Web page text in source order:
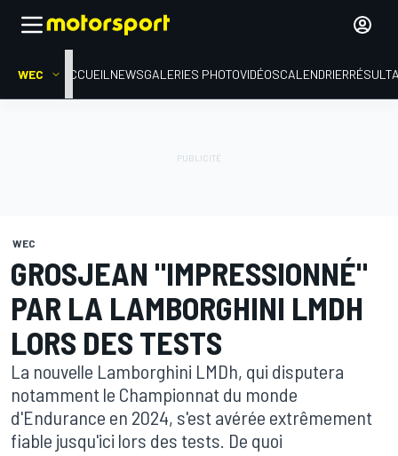
WEC ACCUEIL NEWSGALERIES PHOTOVIDÉOSCALENDRIER
WEC
GROSJEAN "IMPRESSIONNÉ"
PAR LA LAMBORGHINI LMDH
LORS DES TESTS
La nouvelle Lamborghini LMDh, qui disputera
notamment le Championnat du monde
d'Endurance en 2024, s'est avérée extrêmement
fiable jusqu'ici lors des tests. De quoi